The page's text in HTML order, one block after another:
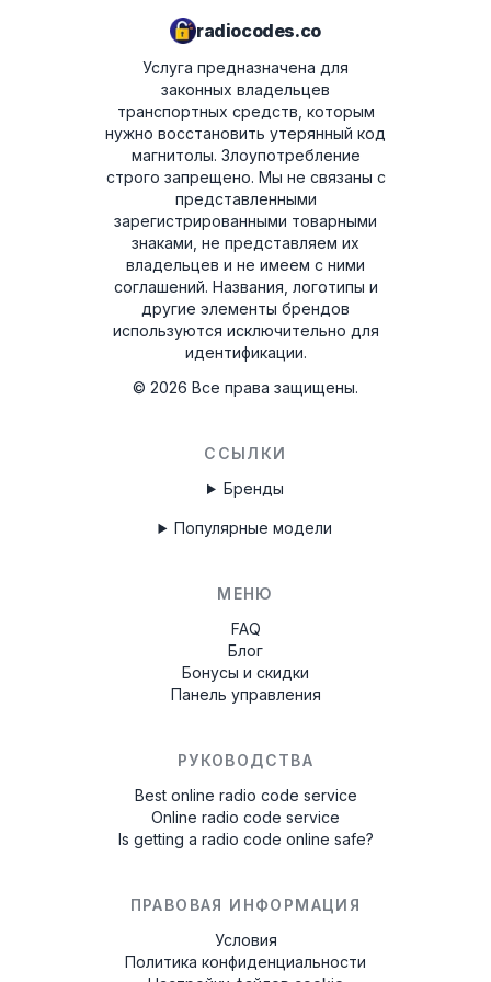
TCAAA0693J2098
TVPQN14640E50V
T00AM2221T0368
T19QN202213382
T0MYD334011268
T00BE317750123
6802BD061074902
T0012010272666
T00713271P0162
A2C3847850100002051
указан в сводке заказа на следующем
шаге.
radiocodes.co
Услуга предназначена для
законных владельцев
транспортных средств, которым
нужно восстановить утерянный код
магнитолы. Злоупотребление
строго запрещено. Мы не связаны с
представленными
зарегистрированными товарными
знаками, не представляем их
владельцев и не имеем с ними
соглашений. Названия, логотипы и
другие элементы брендов
используются исключительно для
идентификации.
© 2026 Все права защищены.
ССЫЛКИ
Бренды
Популярные модели
МЕНЮ
FAQ
Блог
Бонусы и скидки
Панель управления
РУКОВОДСТВА
Best online radio code service
Online radio code service
Is getting a radio code online safe?
ПРАВОВАЯ ИНФОРМАЦИЯ
Условия
Политика конфиденциальности